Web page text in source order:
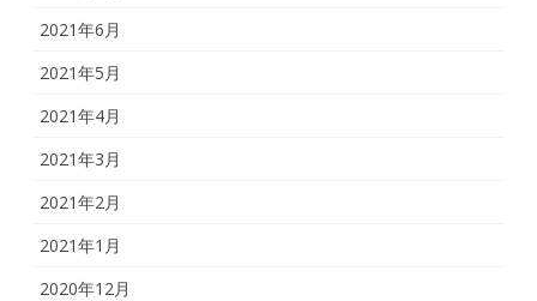
2021年6月
2021年5月
2021年4月
2021年3月
2021年2月
2021年1月
2020年12月